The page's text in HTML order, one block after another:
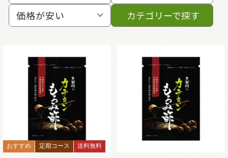
価格が安い
カテゴリーで探す
おすすめ 定期コース 送料無料